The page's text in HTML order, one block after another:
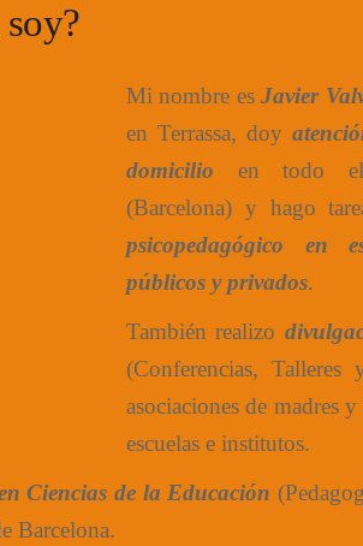
Mi nombre esJavier
en Terrassa, doy
domicilio en todo el
(Barcelona) y hago
psicopedagógico en
públicos y privados.
También realizo
(Conferencias,
asociaciones de madres
escuelas e institutos.
Ciencias de la Educación
Barcelona.